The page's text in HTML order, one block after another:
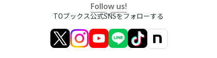
Follow us!
TOブックス公式SNSをフォローする